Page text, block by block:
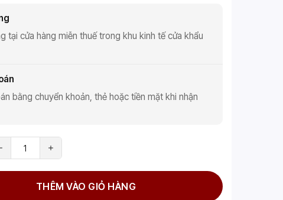
tại cửa hàng miễn thuế trong khu kinh tế cửa khẩu
bằng chuyển khoản, thẻ hoặc tiền mặt khi nhận
THÊM VÀO GIỎ HÀNG